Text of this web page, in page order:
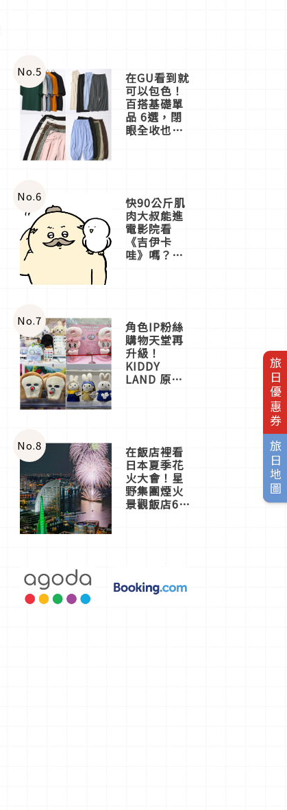
旅日優惠券
旅日地圖
No.5 在GU看到就
可以包色！
百搭基礎單
品 6選，閉
眼全收也不
No.6 快90公斤肌
肉大叔能進
電影院看
《吉伊卡
哇》嗎？日
一同給出了
答案
No.7 角色IP粉絲
購物天堂再
升級！
KIDDY
LAND 原宿
店3分即達
No.8 在飯店裡看
日本夏季花
火大會！星
野集團煙火
景觀飯店6